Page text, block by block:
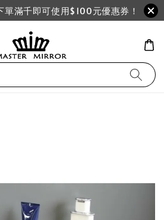
滿千即可使用$100元優惠券！